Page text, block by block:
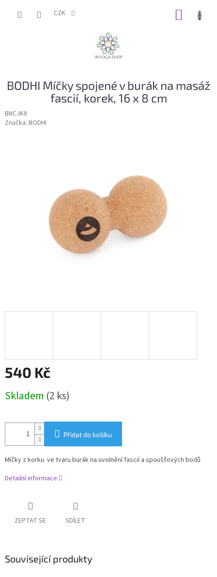
CZK
BODHI Míčky spojené v burák na masáž
fascií, korek, 16 x 8 cm
BNCJK8
Značka: BODHI
540 Kč
cena:
Skladem (2 ks)
Přidat do košíku
Míčky z korku ve tvaru burák na uvolnění fascií a spoušťových bodů
Detailní informace
ZEPTAT SE SDÍLET
Související produkty